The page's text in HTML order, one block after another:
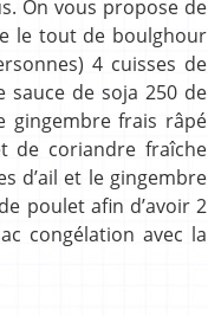
On vous propose de
le tout de boulghour
4 cuisses de
de soja 250 de
gingembre frais râpé
de coriandre fraîche
d’ail et le gingembre
poulet afin d’avoir 2
congélation avec la